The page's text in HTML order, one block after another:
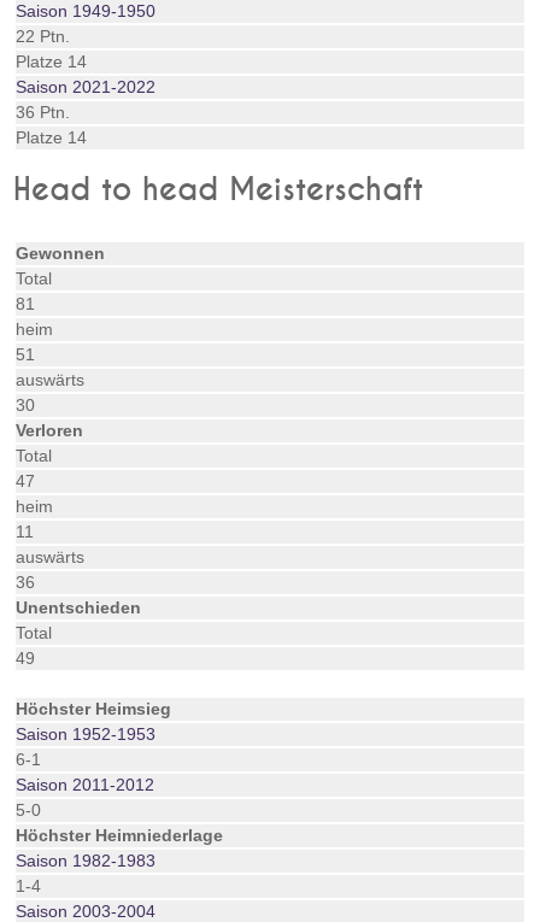
Saison 1949-1950
22 Ptn.
Platze 14
Saison 2021-2022
36 Ptn.
Platze 14
Head to head Meisterschaft
Gewonnen
Total
81
heim
51
auswärts
30
Verloren
Total
47
heim
11
auswärts
36
Unentschieden
Total
49
Höchster Heimsieg
Saison 1952-1953
6-1
Saison 2011-2012
5-0
Höchster Heimniederlage
Saison 1982-1983
1-4
Saison 2003-2004